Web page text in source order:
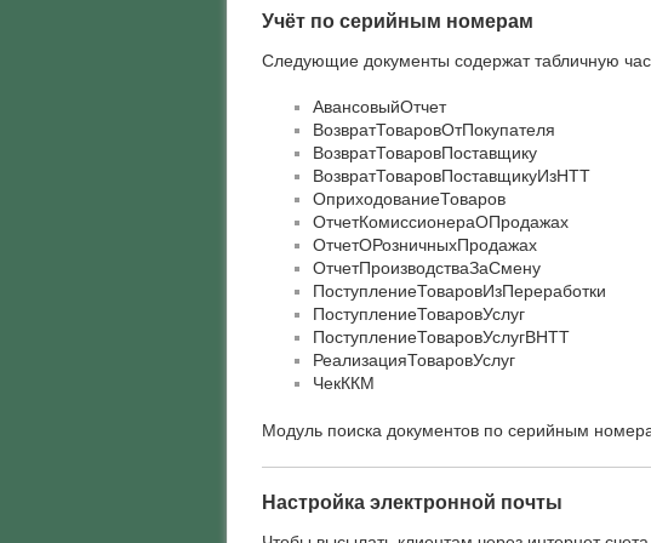
Учёт по серийным номерам
Следующие документы содержат табличную
АвансовыйОтчет
ВозвратТоваровОтПокупателя
ВозвратТоваровПоставщику
ВозвратТоваровПоставщикуИзНТТ
ОприходованиеТоваров
ОтчетКомиссионераОПродажах
ОтчетОРозничныхПродажах
ОтчетПроизводстваЗаСмену
ПоступлениеТоваровИзПереработки
ПоступлениеТоваровУслуг
ПоступлениеТоваровУслугВНТТ
РеализацияТоваровУслуг
ЧекККМ
Модуль поиска документов по серийным
Настройка электронной почты